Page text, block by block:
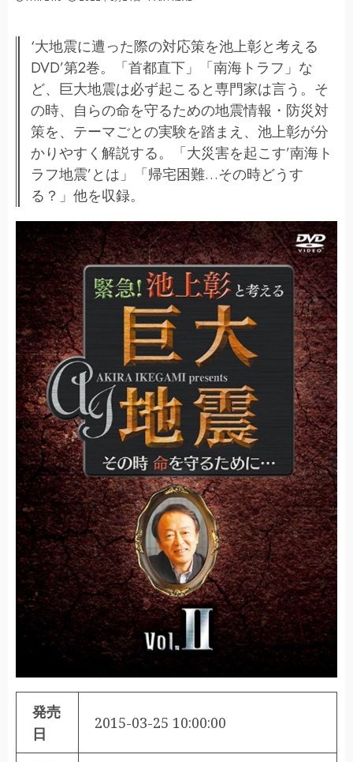
‘大地震に遭った際の対応策を池上彰と考える
DVD’第2巻。「首都直下」「南海トラフ」な
ど、巨大地震は必ず起こると専門家は言う。そ
の時、自らの命を守るための地震情報・防災対
策を、テーマごとの実験を踏まえ、池上彰が分
かりやすく解説する。「大災害を起こす’南海ト
ラフ地震’とは」「帰宅困難…その時どうす
る？」他を収録。
発売
日
2015-03-25 10:00:00